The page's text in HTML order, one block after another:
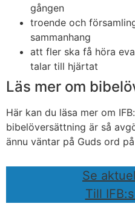
gången
troende och
sammanhang
att fler ska få höra
talar till hjärtat
Läs mer om
Här kan du läsa mer om
bibelöversättning är så
ännu väntar på Guds ord
Se
Till